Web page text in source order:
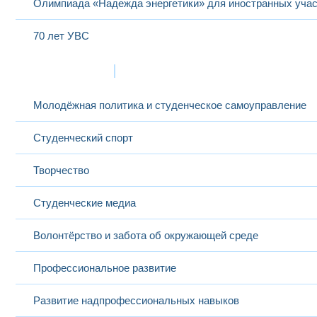
Олимпиада «Надежда энергетики» для иностранных
70 лет УВС
Молодёжная политика и студенческое самоуправление
Студенческий спорт
Творчество
Студенческие медиа
Волонтёрство и забота об окружающей среде
Профессиональное развитие
Развитие надпрофессиональных навыков